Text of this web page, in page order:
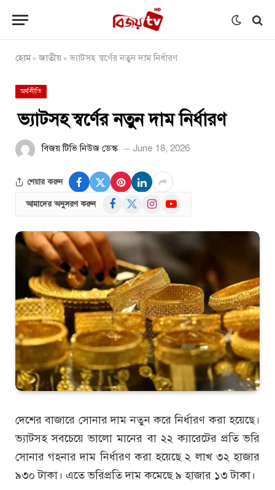
হোম»জাতীয় »ভ্যাটসহ স্বর্ণের নতুন দাম নির্ধারণ
অর্থনীতি
ভ্যাটসহ স্বর্ণের নতুন দাম নির্ধারণ
বিজয় টিভি নিউজ ডেস্ক June 18, 2026
শেয়ার করুন
আমাদের অনুসরণ করুন Facebook InstagramYouTube
দেশের বাজারে সোনার দাম নতুন করে নির্ধারণ করা হয়েছে।
ভ্যাটসহ সবচেয়ে ভালো মানের বা ২২ ক্যারেটের প্রতি ভরি
সোনার গহনার দাম নির্ধারণ করা হয়েছে ২ লাখ ৩২ হাজার
৯৩০ টাকা। এতে ভরিপ্রতি দাম কমেছে ৯ হাজার ১৩ টাকা।